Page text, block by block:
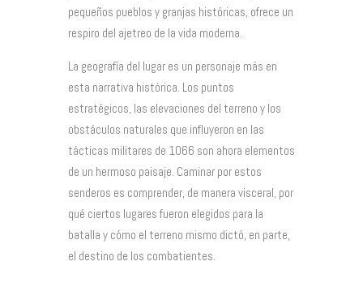
pequeños pueblos y granjas históricas, ofrece un
respiro del ajetreo de la vida moderna.
La geografía del lugar es un personaje más en
esta narrativa histórica. Los puntos
estratégicos, las elevaciones del terreno y los
obstáculos naturales que influyeron en las
tácticas militares de 1066 son ahora elementos
de un hermoso paisaje. Caminar por estos
senderos es comprender, de manera visceral, por
qué ciertos lugares fueron elegidos para la
batalla y cómo el terreno mismo dictó, en parte,
el destino de los combatientes.